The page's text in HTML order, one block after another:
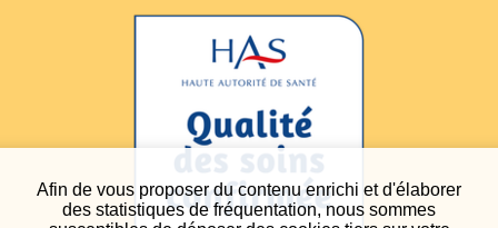
Afin de vous proposer du contenu enrichi et d'élaborer
des statistiques de fréquentation, nous sommes